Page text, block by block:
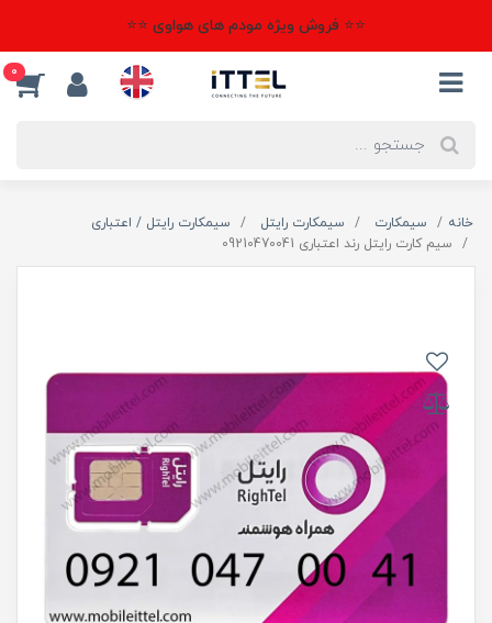
⭐⭐ فروش ویژه مودم های هواوی ⭐⭐
0
خانه سیمکارت سیمکارت رایتل
سیمکارت رایتل / اعتباری
سیم کارت رایتل رند اعتباری 09210470041